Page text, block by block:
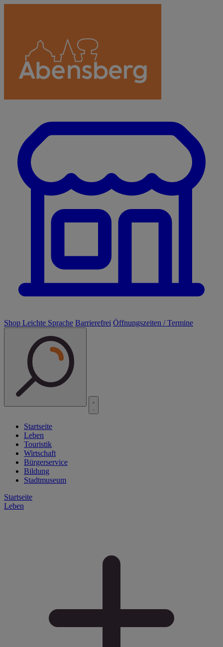
Shop Leichte Sprache Barrierefrei Öffnungszeiten / Termine
Startseite
Leben
Touristik
Wirtschaft
Bürgerservice
Bildung
Stadtmuseum
Startseite
Leben